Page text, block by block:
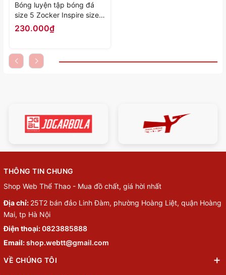
Bóng luyện tập bóng đá
size 5 Zocker Inspire size 5
da SVD - Hàng Chính Hãng
230.000₫
THÔNG TIN CHUNG
Shop Web Thể Thao - Mua đồ chất, giá hời nhất
Địa chỉ: 25T2 bán đảo Linh Đàm, phường Hoàng Liệt, quận Hoàng
Mai, tp Hà Nội
Điện thoại:0823885888
Email:shop.webtt@gmail.com
VỀ CHÚNG TÔI